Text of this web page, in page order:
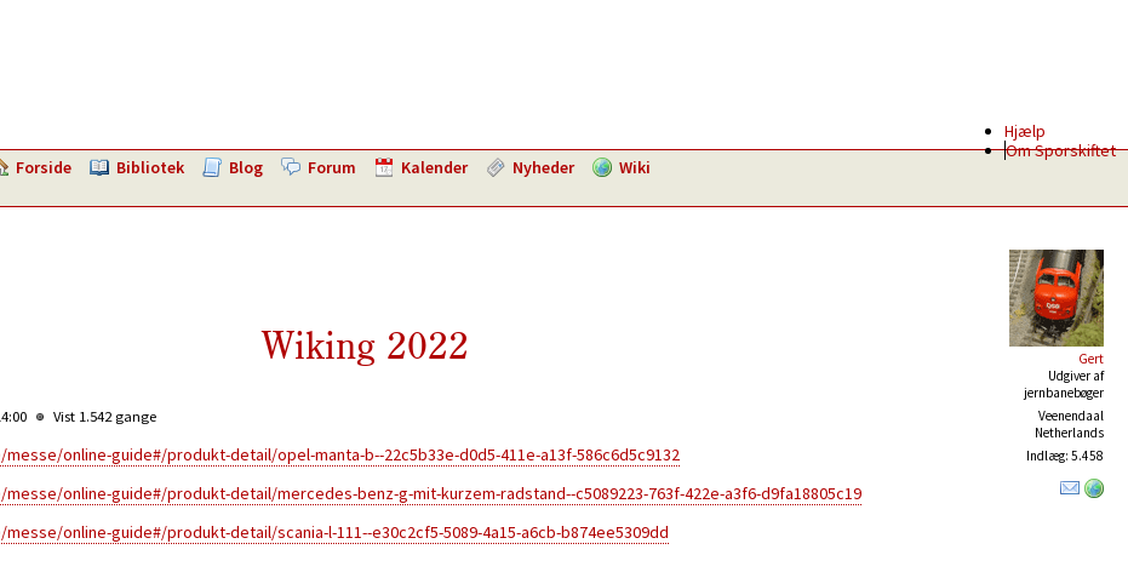
Hjælp
Om Sporskiftet
Forside Bibliotek Blog Forum Kalender Nyheder Wiki
Gert
Udgiver af
jernbanebøger
Veenendaal
Netherlands
Indlæg: 5.458
Wiking 2022
Vist 1.542 gange
online-guide#/produkt-detail/opel-manta-b--22c5b33e-d0d5-411e-a13f-586c6d5c9132
online-guide#/produkt-detail/mercedes-benz-g-mit-kurzem-radstand--c5089223-763f-422e-a3f6-d9fa18805c19
online-guide#/produkt-detail/scania-l-111--e30c2cf5-5089-4a15-a6cb-b874ee5309dd